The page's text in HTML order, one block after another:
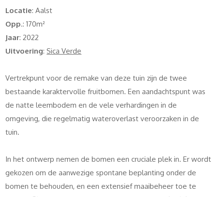
Locatie: Aalst
Opp.: 170m²
Jaar: 2022
Uitvoering: Sica Verde
Vertrekpunt voor de remake van deze tuin zijn de twee
bestaande karaktervolle fruitbomen. Een aandachtspunt was
de natte leembodem en de vele verhardingen in de
omgeving, die regelmatig wateroverlast veroorzaken in de
tuin.
In het ontwerp nemen de bomen een cruciale plek in. Er wordt
gekozen om de aanwezige spontane beplanting onder de
bomen te behouden, en een extensief maaibeheer toe te